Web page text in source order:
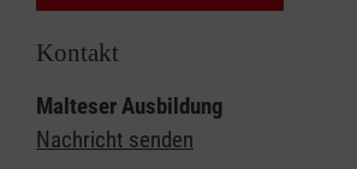
Kontakt
Malteser Ausbildung
Nachricht senden